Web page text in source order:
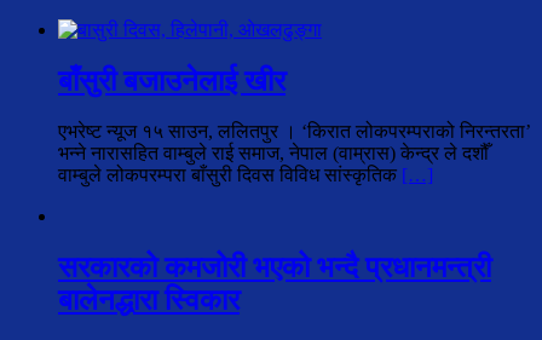
बाँसुरी बजाउनेलाई खीर
एभरेष्ट न्यूज १५ साउन, ललितपुर । ‘किरात लोकपरम्पराको निरन्तरता’
भन्ने नारासहित वाम्बुले राई समाज, नेपाल (वाम्रास) केन्द्र ले दशौँ
वाम्बुले लोकपरम्परा बाँसुरी दिवस विविध सांस्कृतिक […]
सरकारको कमजोरी भएको भन्दै प्रधानमन्त्री
बालेनद्धारा स्विकार